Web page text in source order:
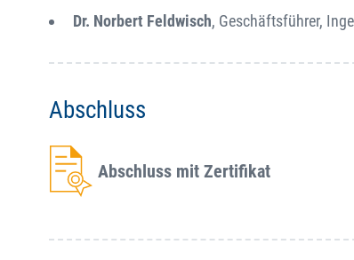
Dr. Norbert Feldwisch, Geschäftsführer,
Abschluss
Abschluss mit Zertifikat